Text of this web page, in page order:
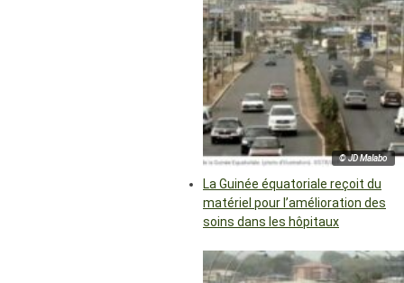
© JD Malabo
La Guinée équatoriale reçoit du
matériel pour l’amélioration des
soins dans les hôpitaux